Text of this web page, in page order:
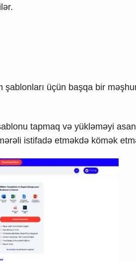
üçün başqa bir
tapmaq və yükləməyi
istifadə etməkdə kömək